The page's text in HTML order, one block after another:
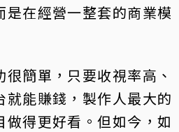
是在經營一整套的商業模
簡單，只要收視率高、
就能賺錢，製作人最大的
做得更好看。但如今，如